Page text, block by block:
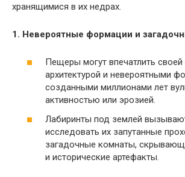
хранящимися в их недрах.
1. Невероятные формации и
Пещеры могут впечатлить
архитектурой и невероятными
созданными миллионами лет
активностью или эрозией.
Лабиринты под землей
исследовать их запутанные
загадочные комнаты,
и исторические артефакты.